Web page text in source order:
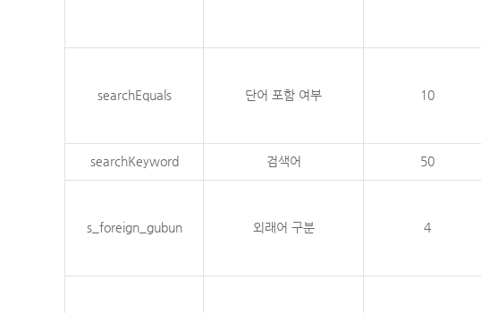
searchEquals 단어 포함 여부 10
searchKeyword 검색어 50
s_foreign_gubun 외래어 구분 4